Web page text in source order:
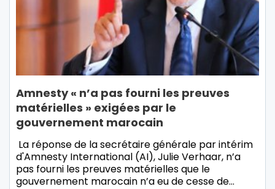
Amnesty « n’a pas fourni les preuves
matérielles » exigées par le
gouvernement marocain
La réponse de la secrétaire générale par intérim
d'Amnesty International (AI), Julie Verhaar, n’a
pas fourni les preuves matérielles que le
gouvernement marocain n’a eu de cesse de…